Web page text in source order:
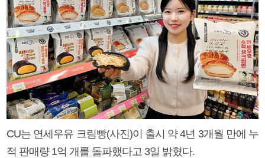
CU는 연세우유 크림빵(사진)이 출시 약 4년 3개월 만에 누
적 판매량 1억 개를 돌파했다고 3일 밝혔다.